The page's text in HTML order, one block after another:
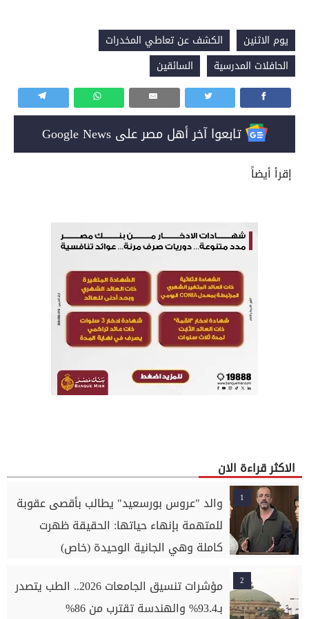
يوم الاثنين
الكشف عن تعاطي المخدرات
الحافلات المدرسية
السائقين
تابعوا آخر أهل مصر على Google News
إقرأ أيضاً
الاكثر قراءة الان
1
والد "عروس بورسعيد" يطالب بأقصى عقوبة
للمتهمة بإنهاء حياتها: الحقيقة ظهرت
كاملة وهي الجانية الوحيدة (خاص)
2
مؤشرات تنسيق الجامعات 2026.. الطب يتصدر
بـ93.4% والهندسة تقترب من 86%